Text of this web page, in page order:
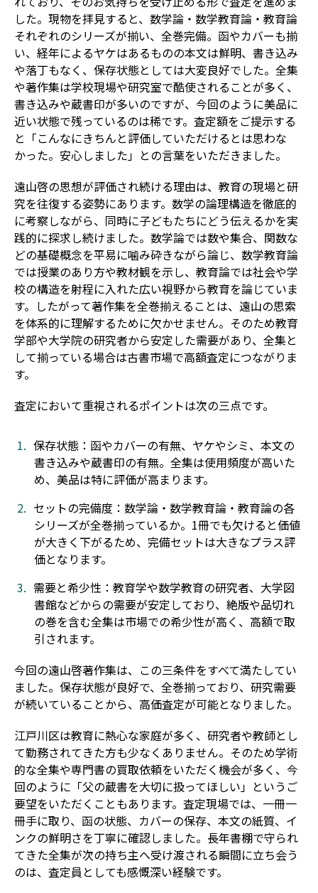
した。現物を拝見すると、数学論・数学教育論・教育論
それぞれのシリーズが揃い、全巻完備。函やカバーも揃
い、経年によるヤケはあるものの本文は鮮明、書き込み
や落丁もなく、保存状態としては大変良好でした。全集
や著作集は学校現場や研究室で酷使されることが多く、
書き込みや蔵書印が多いのですが、今回のように美品に
近い状態で残っているのは稀です。査定額をご提示する
と「こんなにきちんと評価していただけるとは思わな
かった。安心しました」との言葉をいただきました。
遠山啓の思想が評価され続ける理由は、教育の現場と研
究を往復する姿勢にあります。数学の論理構造を徹底的
に考察しながら、同時に子どもたちにどう伝えるかを実
践的に探求し続けました。数学論では数や集合、関数な
どの基礎概念を平易に噛み砕きながら論じ、数学教育論
では授業のあり方や教材観を示し、教育論では社会や学
校の構造を射程に入れた広い視野から教育を論じていま
す。したがって著作集を全巻揃えることは、遠山の思索
を体系的に理解するために欠かせません。そのため教育
学部や大学院の研究者から安定した需要があり、全集と
して揃っている場合は古書市場で高額査定につながりま
す。
査定において重視されるポイントは次の三点です。
保存状態：函やカバーの有無、ヤケやシミ、本文の
書き込みや蔵書印の有無。全集は使用頻度が高いた
め、美品は特に評価が高まります。
セットの完備度：数学論・数学教育論・教育論の各
シリーズが全巻揃っているか。1冊でも欠けると価値
が大きく下がるため、完備セットは大きなプラス評
価となります。
需要と希少性：教育学や数学教育の研究者、大学図
書館などからの需要が安定しており、絶版や品切れ
の巻を含む全集は市場での希少性が高く、高額で取
引されます。
今回の遠山啓著作集は、この三条件をすべて満たしてい
ました。保存状態が良好で、全巻揃っており、研究需要
が続いていることから、高価査定が可能となりました。
江戸川区は教育に熱心な家庭が多く、研究者や教師とし
て勤務されてきた方も少なくありません。そのため学術
的な全集や専門書の買取依頼をいただく機会が多く、今
回のように「父の蔵書を大切に扱ってほしい」というご
要望をいただくこともあります。査定現場では、一冊一
冊手に取り、函の状態、カバーの保存、本文の紙質、イ
ンクの鮮明さを丁寧に確認しました。長年書棚で守られ
てきた全集が次の持ち主へ受け渡される瞬間に立ち会う
のは、査定員としても感慨深い経験です。